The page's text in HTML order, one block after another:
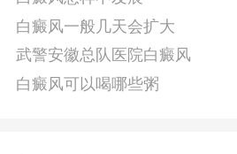
白癜风一般几天会扩大
武警安徽总队医院白癜风
白癜风可以喝哪些粥